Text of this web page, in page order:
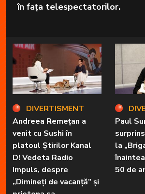
în fața telespectatorilor.
DIVERTISMENT
Andreea Remețan a
venit cu Sushi în
platoul Știrilor Kanal
D! Vedeta Radio
Impuls, despre
„Dimineți de vacanță” și
Paul
la
50 de